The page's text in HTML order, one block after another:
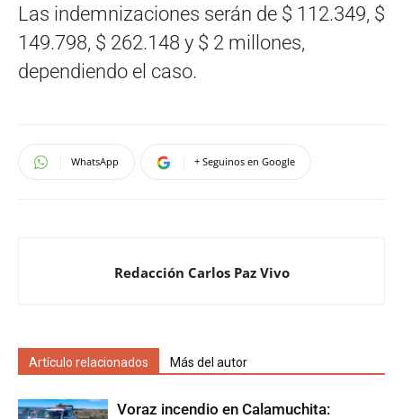
Las indemnizaciones serán de $ 112.349, $
149.798, $ 262.148 y $ 2 millones,
dependiendo el caso.
WhatsApp + Seguinos en Google
Redacción Carlos Paz Vivo
Artículo relacionados Más del autor
Voraz incendio en Calamuchita: